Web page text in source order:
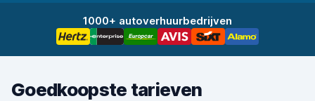
1000+ autoverhuurbedrijven
Goedkoopste tarieven